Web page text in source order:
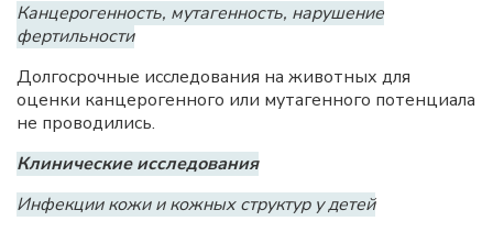
Канцерогенность, мутагенность, нарушение
фертильности
Долгосрочные исследования на животных для
оценки канцерогенного или мутагенного потенциала
не проводились.
Клинические исследования
Инфекции кожи и кожных структур у детей